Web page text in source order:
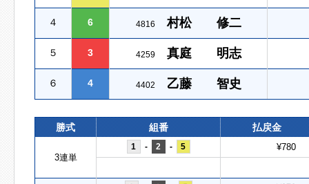
４ 6 4816 村松 修二
５ 3 4259 真庭 明志
６ 4 4402 乙藤 智史
勝式 組番 払戻金
3連単
1 - 2 - 5 ¥780